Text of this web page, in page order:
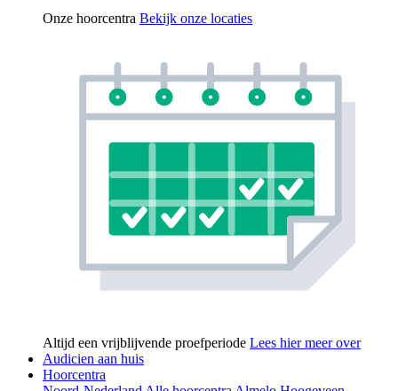
Onze hoorcentra Bekijk onze locaties
Altijd een vrijblijvende proefperiode Lees hier meer over
Audicien aan huis
Hoorcentra